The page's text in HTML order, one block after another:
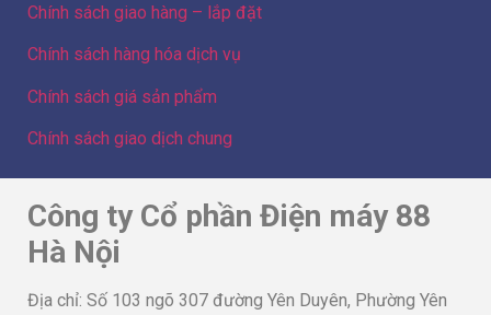
Chính sách giao hàng – lắp đặt
Chính sách hàng hóa dịch vụ
Chính sách giá sản phẩm
Chính sách giao dịch chung
Công ty Cổ phần Điện máy 88
Hà Nội
Địa chỉ: Số 103 ngõ 307 đường Yên Duyên, Phường Yên